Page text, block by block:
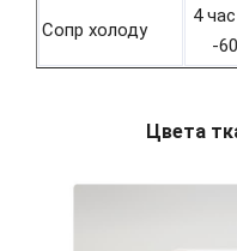
Сопр холоду
4
-
Цвета